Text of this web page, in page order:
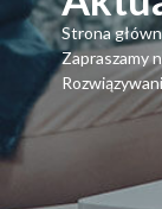
Strona
Zapraszamy